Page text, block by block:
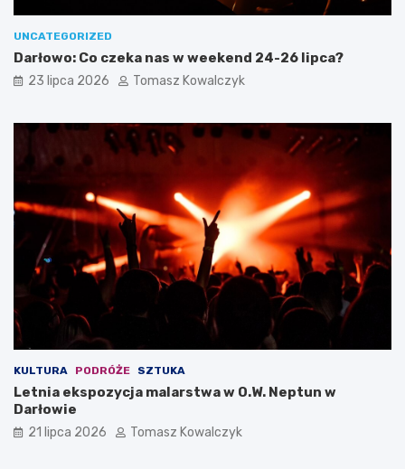
UNCATEGORIZED
Darłowo: Co czeka nas w weekend 24-26 lipca?
23 lipca 2026 Tomasz Kowalczyk
KULTURA PODRÓŻE SZTUKA
Letnia ekspozycja malarstwa w O.W. Neptun w
Darłowie
21 lipca 2026 Tomasz Kowalczyk